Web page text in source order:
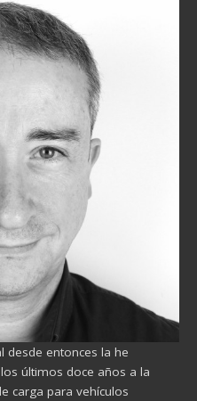
desde entonces la he
últimos doce años a la
carga para vehículos